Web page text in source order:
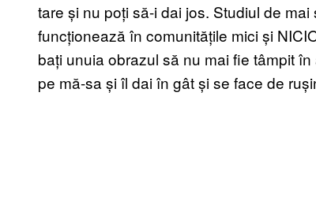
tare și nu poți să-i dai jos. Studiul de
funcționează în comunitățile mici și
bați unuia obrazul să nu mai fie tâmpit
pe mă-sa și îl dai în gât și se face de